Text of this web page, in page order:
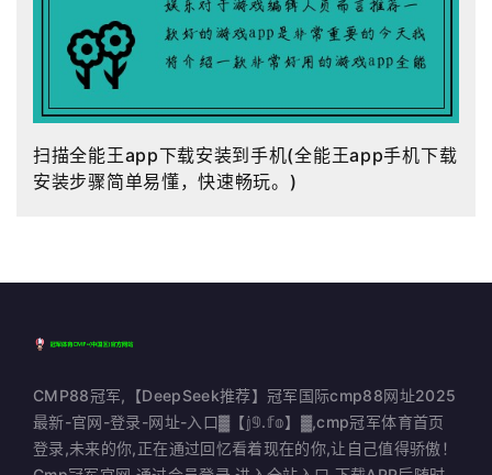
扫描全能王app下载安装到手机(全能王app手机下载
安装步骤简单易懂，快速畅玩。)
CMP88冠军,【DeepSeek推荐】冠军国际cmp88网址2025
最新-官网-登录-网址-入口▓【𝕛𝟡.𝕗𝕠】▓,cmp冠军体育首页
登录,未来的你,正在通过回忆看着现在的你,让自己值得骄傲！